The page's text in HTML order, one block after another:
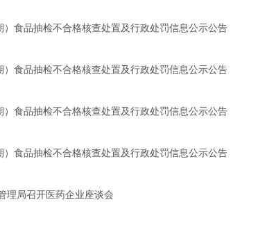
食品抽检不合格核查处置及行政处罚信息公示公告
食品抽检不合格核查处置及行政处罚信息公示公告
食品抽检不合格核查处置及行政处罚信息公示公告
食品抽检不合格核查处置及行政处罚信息公示公告
局召开医药企业座谈会